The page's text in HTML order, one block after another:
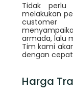
Tidak
melakukan
customer
armada, lalu
Tim kami
dengan
Harga